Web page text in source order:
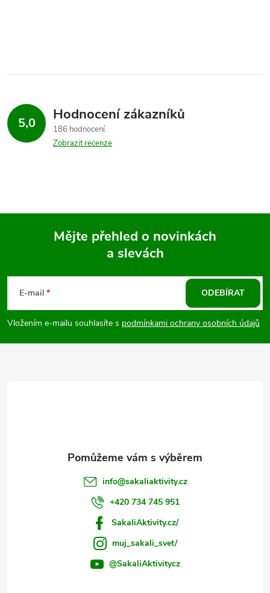
ů
l
d
a
p
y
v
5,0 Hodnocení zákazníků
186 hodnocení
Zobrazit recenze
p
Mějte přehled o novinkách
a slevách
E-mail
Vložením e-mailu souhlasíte s podmínkami ochrany osobních údajů
ODEBÍRAT
info@sakaliaktivity.cz
+420 734 745 951
SakaliAktivity.cz/
muj_sakali_svet/
@SakaliAktivitycz